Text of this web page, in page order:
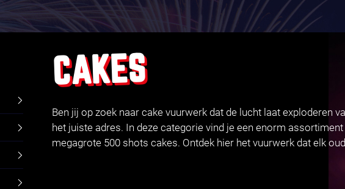
CAKES
Ben jij op zoek naar cake vuurwerk dat de lucht laat exploderen
het juiste adres. In deze categorie vind je een enorm
megagrote 500 shots cakes. Ontdek hier het vuurwerk dat elk